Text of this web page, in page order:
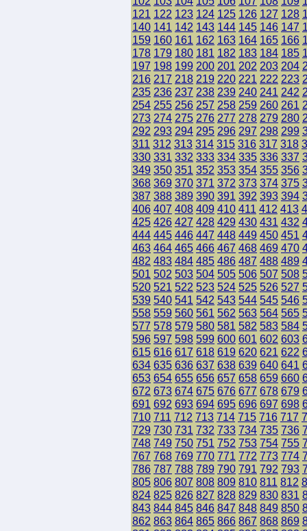
121 122 123 124 125 126 127 128
140 141 142 143 144 145 146 147
159 160 161 162 163 164 165 166
178 179 180 181 182 183 184 185
197 198 199 200 201 202 203 204
216 217 218 219 220 221 222 223
235 236 237 238 239 240 241 242
254 255 256 257 258 259 260 261
273 274 275 276 277 278 279 280
292 293 294 295 296 297 298 299
311 312 313 314 315 316 317 318
330 331 332 333 334 335 336 337
349 350 351 352 353 354 355 356
368 369 370 371 372 373 374 375
387 388 389 390 391 392 393 394
406 407 408 409 410 411 412 413
425 426 427 428 429 430 431 432
444 445 446 447 448 449 450 451
463 464 465 466 467 468 469 470
482 483 484 485 486 487 488 489
501 502 503 504 505 506 507 508
520 521 522 523 524 525 526 527
539 540 541 542 543 544 545 546
558 559 560 561 562 563 564 565
577 578 579 580 581 582 583 584
596 597 598 599 600 601 602 603
615 616 617 618 619 620 621 622
634 635 636 637 638 639 640 641
653 654 655 656 657 658 659 660
672 673 674 675 676 677 678 679
691 692 693 694 695 696 697 698
710 711 712 713 714 715 716 717
729 730 731 732 733 734 735 736
748 749 750 751 752 753 754 755
767 768 769 770 771 772 773 774
786 787 788 789 790 791 792 793
805 806 807 808 809 810 811 812
824 825 826 827 828 829 830 831
843 844 845 846 847 848 849 850
862 863 864 865 866 867 868 869